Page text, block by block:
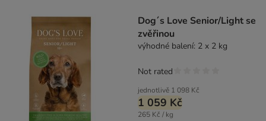
Dog´s Love Senior/Light se
zvěřinou
výhodné balení: 2 x 2 kg
jednotlivě 1 098 Kč
1 059 Kč
265 Kč / kg
Not rated